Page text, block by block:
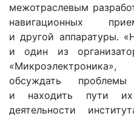
межотраслевым
навигационных
и другой аппаратуры.
и один из
обсуждать
и находить пути
деятельности